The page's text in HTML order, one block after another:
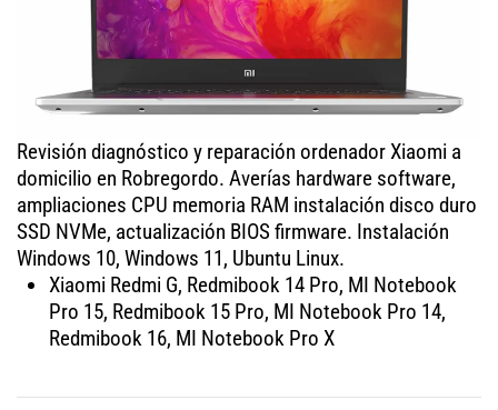
Revisión diagnóstico y reparación ordenador Xiaomi a
domicilio en Robregordo. Averías hardware software,
ampliaciones CPU memoria RAM instalación disco duro
SSD NVMe, actualización BIOS firmware. Instalación
Windows 10, Windows 11, Ubuntu Linux.
Xiaomi Redmi G, Redmibook 14 Pro, MI Notebook
Pro 15, Redmibook 15 Pro, MI Notebook Pro 14,
Redmibook 16, MI Notebook Pro X